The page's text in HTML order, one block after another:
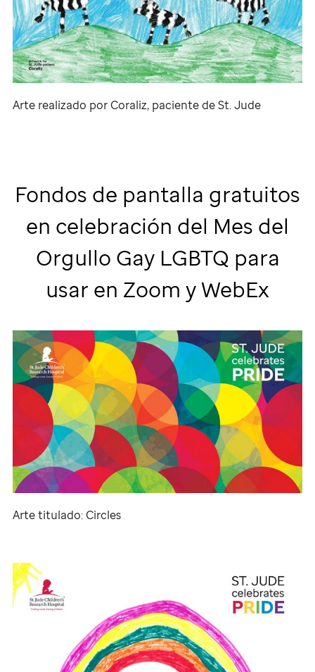
Arte realizado por Coraliz, paciente deSt. Jude
Fondos de pantalla gratuitos
en celebración del Mes del
Orgullo Gay LGBTQ para
usar en Zoom y WebEx
Arte titulado: Circles